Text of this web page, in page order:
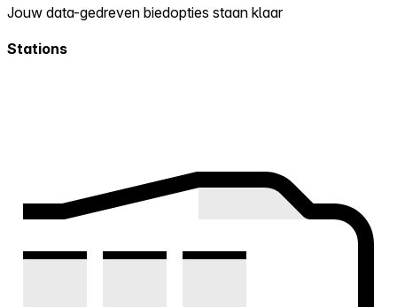
Jouw data-gedreven biedopties staan klaar
Stations